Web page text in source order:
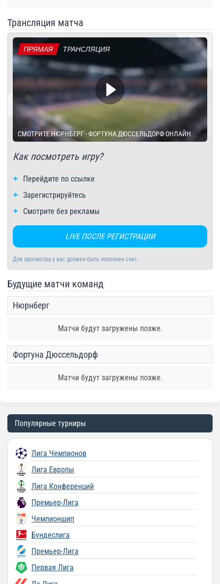
Трансляция матча
ПРЯМАЯ ТРАНСЛЯЦИЯ
СМОТРИТЕ НЮРНБЕРГ - ФОРТУНА ДЮССЕЛЬДОРФ ОНЛАЙН
Как посмотреть игру?
Перейдите по ссылке
Зарегистрируйтесь
Смотрите без рекламы
LIVE ПОСЛЕ РЕГИСТРАЦИИ
Для просмотра у вас должен быть пополнен счет.
Будущие матчи команд
Нюрнберг
Матчи будут загружены позже.
Фортуна Дюссельдорф
Матчи будут загружены позже.
Популярные турниры
Лига Чемпионов
Лига Европы
Лига Конференций
Премьер-Лига
Чемпионшип
Бундеслига
Премьер-Лига
Первая Лига